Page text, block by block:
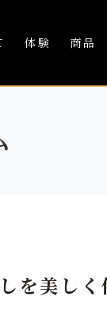
体験 商品
を美し